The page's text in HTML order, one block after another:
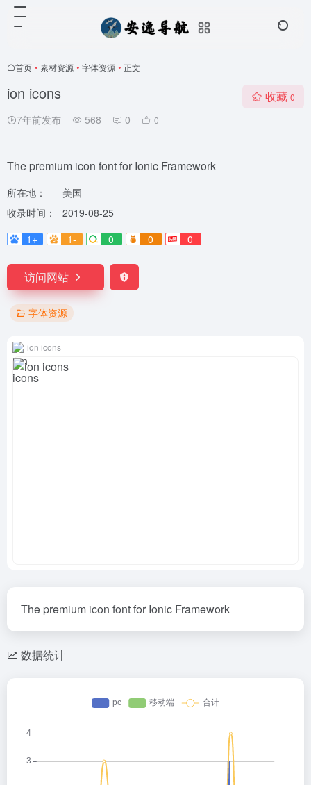
首页 • 素材资源 • 字体资源 • 正文
ion icons
7年前发布 568 0 0
收藏 0
The premium icon font for Ionic Framework
所在地：
美国
收录时间：
2019-08-25
1+
1- 0 0 0
访问网站
字体资源
ion icons
The premium icon font for Ionic Framework
数据统计